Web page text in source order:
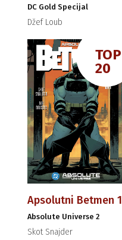
DC Gold Specijal
Džef Loub
TOP
20
Apsolutni Betmen 1
Absolute Universe 2
Skot Snajder